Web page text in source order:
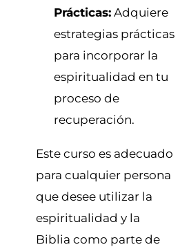
Prácticas:Adquiere
estrategias prácticas
para incorporar la
espiritualidad en tu
proceso de
recuperación.
Este curso es adecuado
para cualquier persona
que desee utilizar la
espiritualidad y la
Biblia como parte de